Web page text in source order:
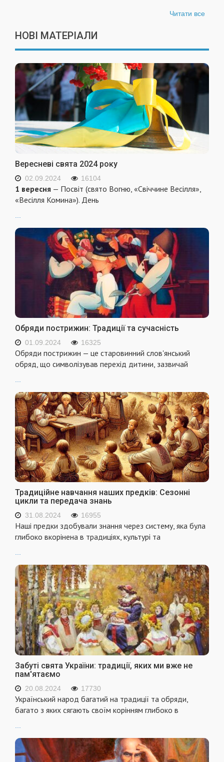
Читати все
НОВІ МАТЕРІАЛИ
Вересневі свята 2024 року
02.09.2024 16104
1 вересня — Посвіт (свято Вогню, «Свіччине Весілля»,
«Весілля Комина»). День
Обряди пострижин: Традиції та сучасність
01.09.2024 16325
Обряди пострижин — це старовинний слов'янський
обряд, що символізував перехід дитини, зазвичай
Традиційне навчання наших предків: Сезонні
цикли та передача знань
31.08.2024 16955
Наші предки здобували знання через систему, яка була
глибоко вкорінена в традиціях, культурі та
...
Забуті свята України: традиції, яких ми вже не
пам'ятаємо
20.08.2024 17730
Український народ багатий на традиції та обряди,
багато з яких сягають своїм корінням глибоко в